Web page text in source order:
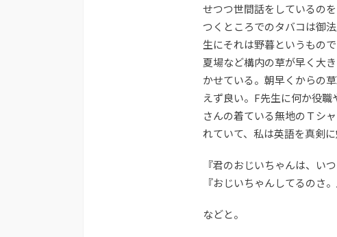
せつつ世間話をしているの
つくところでのタバコは御
生にそれは野暮というもので
夏場など構内の草が早く大
かせている。朝早くからの
えず良い。F先生に何か役
さんの着ている無地のＴシ
れていて、私は英語を真剣
『君のおじいちゃんは、い
『おじいちゃんしてるのさ。
などと。